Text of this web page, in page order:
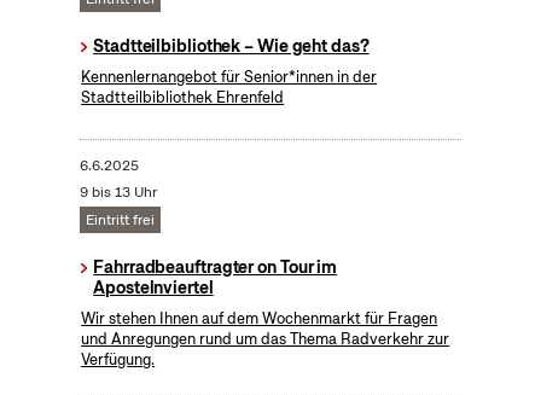
Stadtteilbibliothek – Wie geht das?
Kennenlernangebot für Senior*innen in der
Stadtteilbibliothek Ehrenfeld
6.6.2025
9 bis 13 Uhr
Eintritt frei
Fahrradbeauftragter on Tour im
Apostelnviertel
Wir stehen Ihnen auf dem Wochenmarkt für Fragen
und Anregungen rund um das Thema Radverkehr zur
Verfügung.